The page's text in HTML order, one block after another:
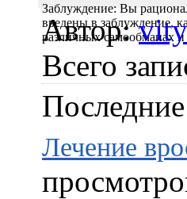
Заблуждение: Вы
введены в заблуждение,
различных самообманах
Автор:
Всего
Лечение